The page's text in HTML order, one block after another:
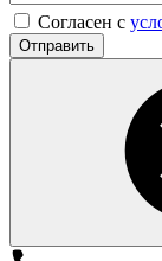
Согласен с
Отправить